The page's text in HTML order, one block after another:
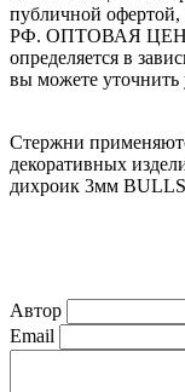
публичной
РФ. ОПТОВАЯ ЦЕНА
определяется в
вы можете уточнить
Стержни
декоративных
дихроик 3мм
Автор
Email